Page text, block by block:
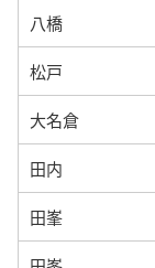
八橋
松戸
大名倉
田内
田峯